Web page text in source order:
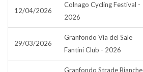
12/04/2026
Colnago Cycling Festival -
2026
29/03/2026
Granfondo Via del Sale
Fantini Club - 2026
Granfondo Strade Bianche